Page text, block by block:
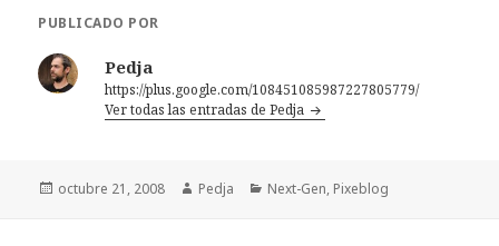
PUBLICADO POR
Pedja
https://plus.google.com/108451085987227805779/
Ver todas las entradas de Pedja
Publicado
octubre 21, 2008 Autor
Pedja Categorías
Next-Gen, Pixeblog